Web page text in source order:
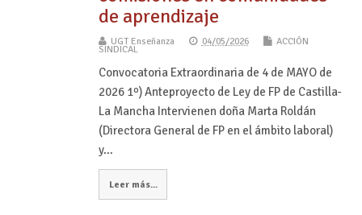
de aprendizaje
UGT Enseñanza 04/05/2026 ACCIÓN
SINDICAL
Convocatoria Extraordinaria de 4 de MAYO de
2026 1º) Anteproyecto de Ley de FP de Castilla-
La Mancha Intervienen doña Marta Roldán
(Directora General de FP en el ámbito laboral)
y…
Leer más...